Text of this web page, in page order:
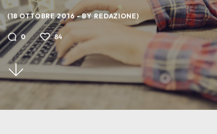
18 OTTOBRE 2016 BYREDAZIONE
0 84